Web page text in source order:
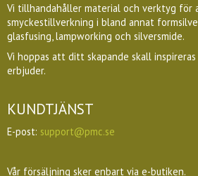
Vi tillhandahåller material och verktyg för
smyckestillverkning i bland annat
glasfusing, lampworking och silversmide.
Vi hoppas att ditt skapande skall
erbjuder.
KUNDTJÄNST
E-post: support@pmc.se
Vår försäljning sker enbart via e-butiken.